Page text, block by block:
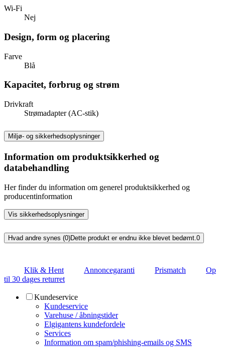
Wi-Fi
Nej
Design, form og placering
Farve
Blå
Kapacitet, forbrug og strøm
Drivkraft
Strømadapter (AC-stik)
Miljø- og sikkerhedsoplysninger
Information om produktsikkerhed og
databehandling
Her finder du information om generel produktsikkerhed og
producentinformation
Vis sikkerhedsoplysninger
Hvad andre synes (0)Dette produkt er endnu ikke blevet bedømt. 0
Klik & Hent Annoncegaranti Prismatch
Op
til 30 dages returret
Kundeservice
Kundeservice
Varehuse / åbningstider
Elgigantens kundefordele
Services
Information om spam/phishing-emails og SMS